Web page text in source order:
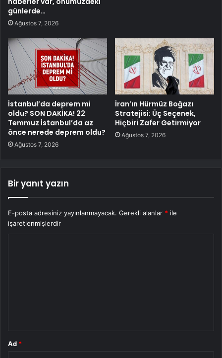
günlerde…
Ağustos 7, 2026
İstanbul’da deprem mi
oldu? SON DAKİKA! 22
Temmuz İstanbul’da az
önce nerede deprem oldu?
Ağustos 7, 2026
İran’ın Hürmüz Boğazı
Stratejisi: Üç Seçenek,
Hiçbiri Zafer Getirmiyor
Ağustos 7, 2026
Bir yanıt yazın
E-posta adresiniz yayınlanmayacak. Gerekli alanlar * ile
işaretlenmişlerdir
Ad *